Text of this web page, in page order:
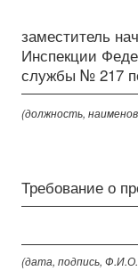
заместитель
Инспекции
службы № 217
(должность,
Требование о
(дата, подпись,